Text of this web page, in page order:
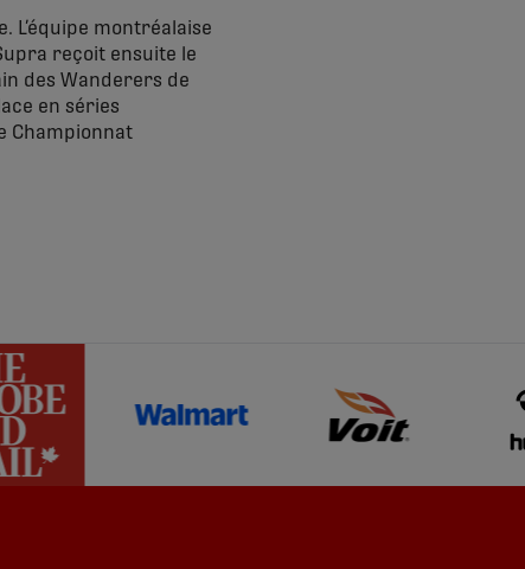
L’équipe montréalaise
reçoit ensuite le
des Wanderers de
en séries
Championnat